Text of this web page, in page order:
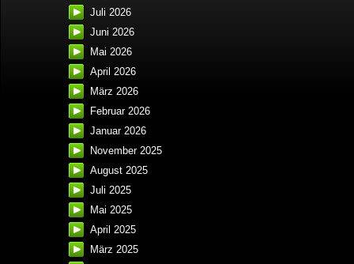
Juli 2026
Juni 2026
Mai 2026
April 2026
März 2026
Februar 2026
Januar 2026
November 2025
August 2025
Juli 2025
Mai 2025
April 2025
März 2025